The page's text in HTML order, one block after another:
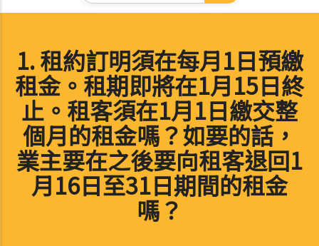
1. 租約訂明須在每月1日預繳
租金。租期即將在1月15日終
止。租客須在1月1日繳交整
個月的租金嗎？如要的話，
業主要在之後要向租客退回1
月16日至31日期間的租金
嗎？